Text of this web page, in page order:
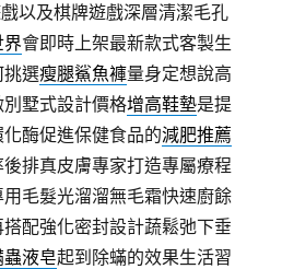
以及棋牌遊戲深層清潔毛孔
界會即時上架最新款式客製生
挑選瘦腿鯊魚褲量身定想說高
墅式設計價格增高鞋墊是提
酶促進保健食品的減肥推薦
排真皮膚專家打造專屬療程
毛髮光溜溜無毛霜快速廚餘
搭配強化密封設計蔬鬆弛下垂
蟲液皂起到除蟎的效果生活習